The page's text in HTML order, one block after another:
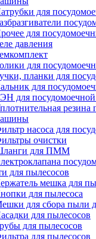
для
для
давления
для
планки для
для
для
резина
насоса для
очистки
для ПММ
для пылесосов
мешка для
для пылесоса
для сбора пыли
для пылесосов
для пылесосов
для пылесосов